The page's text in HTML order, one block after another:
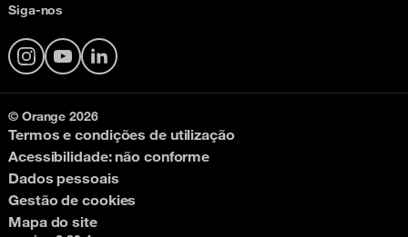
Siga-nos
InstagramYouTubeLinkedIn
© Orange 2026
Termos e condições de utilização
Acessibilidade: não conforme
Dados pessoais
Gestão de cookies
Mapa do site